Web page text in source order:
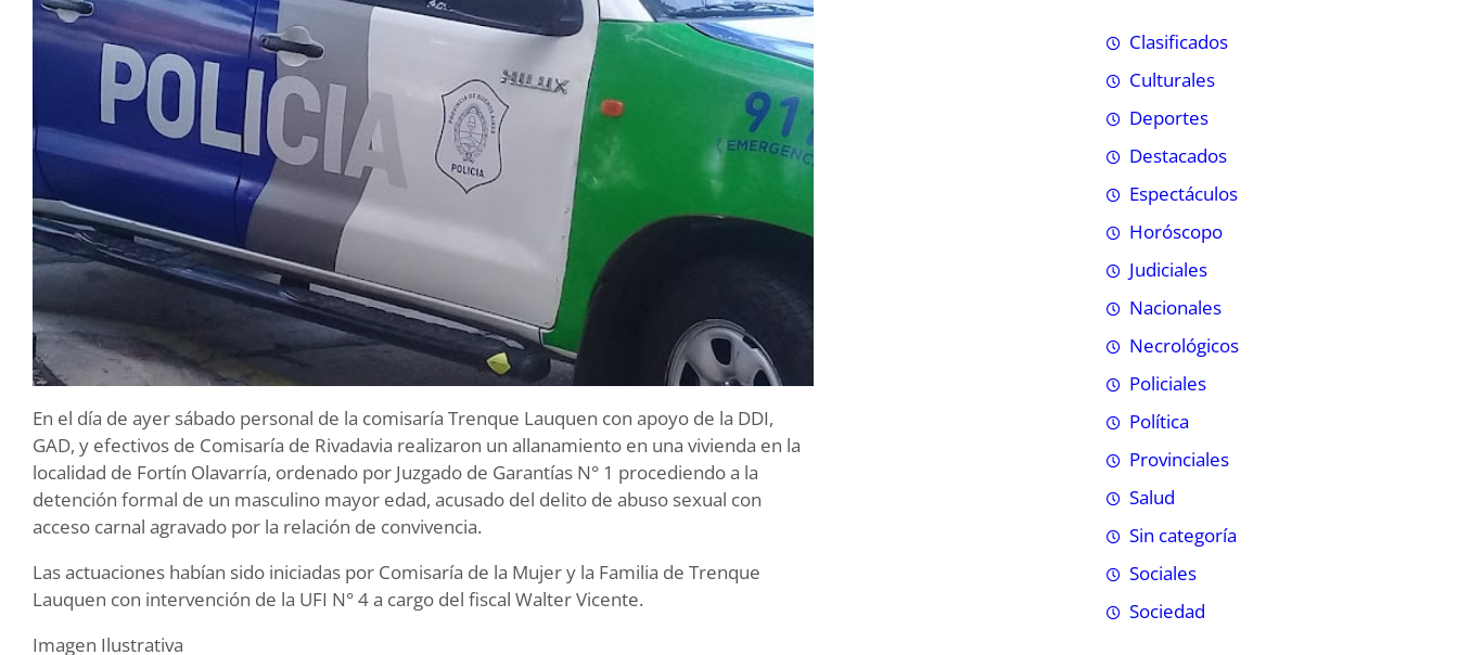
En el día de ayer sábado personal de la comisaría Trenque Lauquen con apoyo de la DDI,
GAD, y efectivos de Comisaría de Rivadavia realizaron un allanamiento en una vivienda en la
localidad de Fortín Olavarría, ordenado por Juzgado de Garantías N° 1 procediendo a la
detención formal de un masculino mayor edad, acusado del delito de abuso sexual con
acceso carnal agravado por la relación de convivencia.
Las actuaciones habían sido iniciadas por Comisaría de la Mujer y la Familia de Trenque
Lauquen con intervención de la UFI N° 4 a cargo del fiscal Walter Vicente.
Imagen Ilustrativa
Clasificados
Culturales
Deportes
Destacados
Espectáculos
Horóscopo
Judiciales
Nacionales
Necrológicos
Policiales
Política
Provinciales
Salud
Sin categoría
Sociales
Sociedad